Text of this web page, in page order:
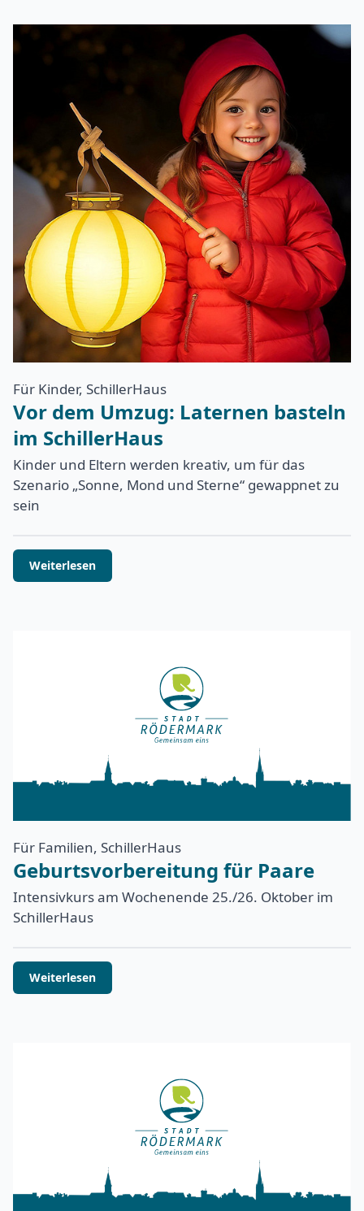
Für Kinder, SchillerHaus
Vor dem Umzug: Laternen basteln
im SchillerHaus
Kinder und Eltern werden kreativ, um für das
Szenario „Sonne, Mond und Sterne“ gewappnet zu
sein
Weiterlesen
Für Familien, SchillerHaus
Geburtsvorbereitung für Paare
Intensivkurs am Wochenende 25./26. Oktober im
SchillerHaus
Weiterlesen